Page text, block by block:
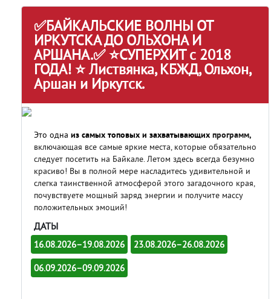
✅БАЙКАЛЬСКИЕ ВОЛНЫ ОТ
ИРКУТСКА ДО ОЛЬХОНА И
АРШАНА.✅ ⭐СУПЕРХИТ с 2018
ГОДА! ⭐ Листвянка, КБЖД, Ольхон,
Аршан и Иркутск.
Это одна из самых топовых и захватывающих программ,
включающая все самые яркие места, которые обязательно
следует посетить на Байкале. Летом здесь всегда безумно
красиво! Вы в полной мере насладитесь удивительной и
слегка таинственной атмосферой этого загадочного края,
почувствуете мощный заряд энергии и получите массу
положительных эмоций!
ДАТЫ
16.08.2026–19.08.2026 23.08.2026–26.08.2026
06.09.2026–09.09.2026